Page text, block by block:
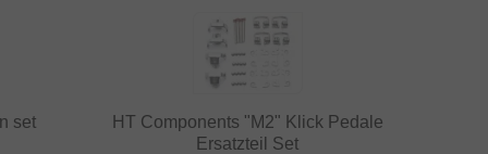
set
HT Components "M2" Klick Pedale
Ersatzteil Set